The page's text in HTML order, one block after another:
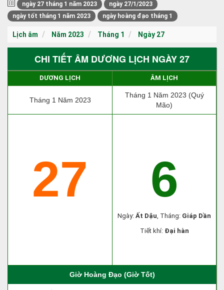
ngày 27 tháng 1 năm 2023
ngày 27/1/2023
ngày tốt tháng 1 năm 2023
ngày hoàng đạo tháng 1
Lịch âm Năm 2023 Tháng 1 Ngày 27
CHI TIẾT ÂM DƯƠNG LỊCH NGÀY 27
DƯƠNG LỊCH ÂM LỊCH
Tháng 1 Năm 2023
Tháng 1 Năm 2023 (Quý
Mão)
27 6
Ngày: Ất Dậu, Tháng: Giáp Dần
Tiết khí: Đại hàn
Giờ Hoàng Đạo (Giờ Tốt)